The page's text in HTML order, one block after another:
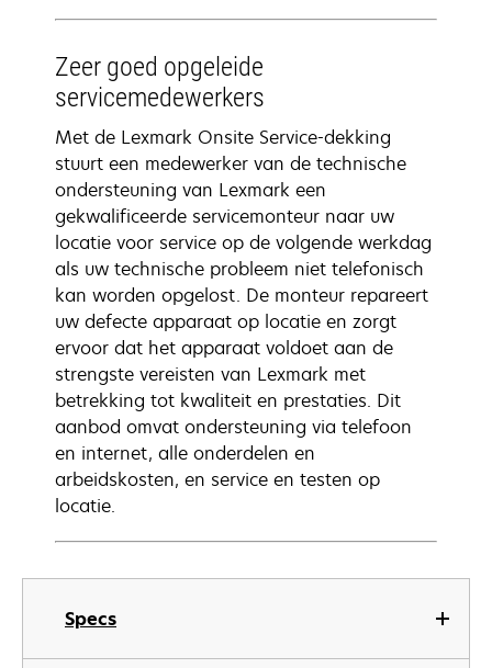
Specs
Zeer goed opgeleide
servicemedewerkers
Met de Lexmark Onsite Service-dekking
stuurt een medewerker van de technische
ondersteuning van Lexmark een
gekwalificeerde servicemonteur naar uw
locatie voor service op de volgende werkdag
als uw technische probleem niet telefonisch
kan worden opgelost. De monteur repareert
uw defecte apparaat op locatie en zorgt
ervoor dat het apparaat voldoet aan de
strengste vereisten van Lexmark met
betrekking tot kwaliteit en prestaties. Dit
aanbod omvat ondersteuning via telefoon
en internet, alle onderdelen en
arbeidskosten, en service en testen op
locatie.